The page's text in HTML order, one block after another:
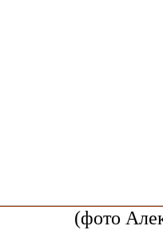
(фото